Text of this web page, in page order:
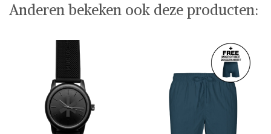
Anderen bekeken ook deze producten: